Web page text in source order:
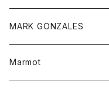
チュニック
ワンピース
Tシャツ
靴
MARK GONZALES
トップス
Marmot